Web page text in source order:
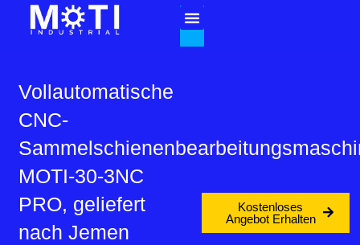
Vollautomatische
CNC-
MOTI-30-3NC
PRO, geliefert
nach Jemen
Kostenloses
Angebot Erhalten